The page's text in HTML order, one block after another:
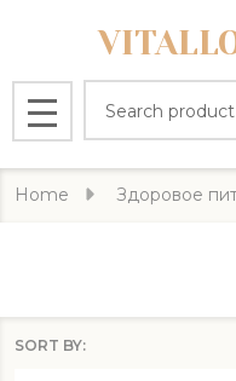
MENU
Home Здоровое
SORT BY: